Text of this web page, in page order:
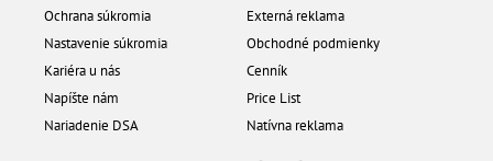
Ochrana súkromia
Nastavenie súkromia
Kariéra u nás
Napíšte nám
Nariadenie DSA
Externá reklama
Obchodné podmienky
Cenník
Price List
Natívna reklama